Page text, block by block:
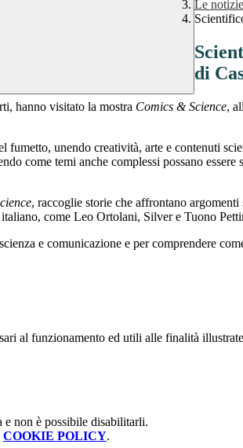
Le notizie
di
hanno visitato la mostra Comics & Science,
unendo creatività, arte e contenuti
come temi anche complessi possano
, raccoglie storie che affrontano
come Leo Ortolani, Silver e Tuono
e comunicazione e per comprendere
al funzionamento ed utili alle finalità
e non è possibile disabilitarli.
COOKIE POLICY.